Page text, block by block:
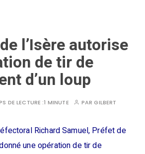
l’Isère autorise
de tir de
d’un loup
DE LECTURE :1 MINUTE PARGILBERT
Richard Samuel, Préfet de
une opération de tir de